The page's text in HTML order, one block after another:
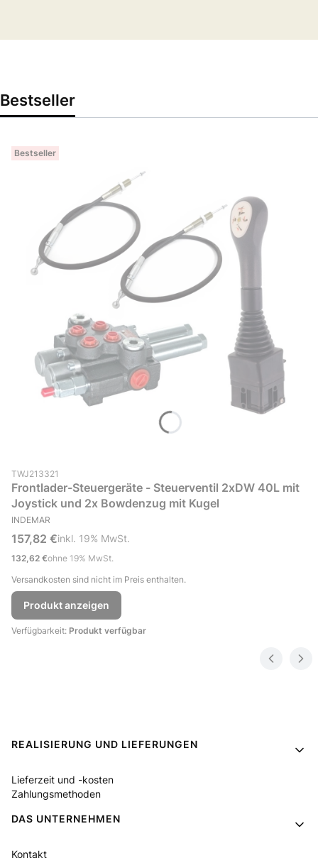
Bestseller
Bestseller
Produktcode (SKU)
TWJ213321
Frontlader-Steuergeräte - Steuerventil 2xDW 40L mit
Joystick und 2x Bowdenzug mit Kugel
HERSTELLER
INDEMAR
Bruttopreis
157,82 €inkl. %s MwSt.
inkl. 19% MwSt.
Nettopreis
132,62 €ohne 19% MwSt.
Versandkosten sind nicht im Preis enthalten.
Produkt anzeigen
Verfügbarkeit: Produkt verfügbar
Fußzeilenmenü
REALISIERUNG UND LIEFERUNGEN
Lieferzeit und -kosten
Zahlungsmethoden
DAS UNTERNEHMEN
Kontakt